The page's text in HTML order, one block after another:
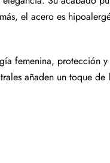
el acero es
femenina, protección
añaden un toque de